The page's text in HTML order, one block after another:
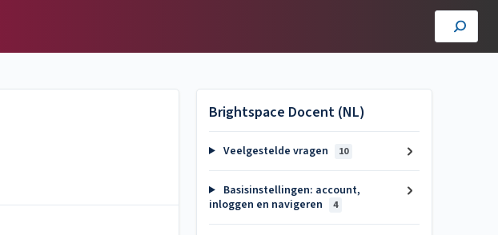
Brightspace Docent (NL)
Veelgestelde vragen 10
Basisinstellingen: account,
inloggen en navigeren
4